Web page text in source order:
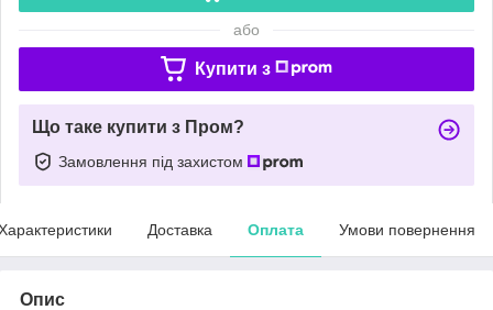
або
Купити з
Що таке купити з Пром?
Замовлення під захистом
Доставка Оплата Умови повернення
Опис